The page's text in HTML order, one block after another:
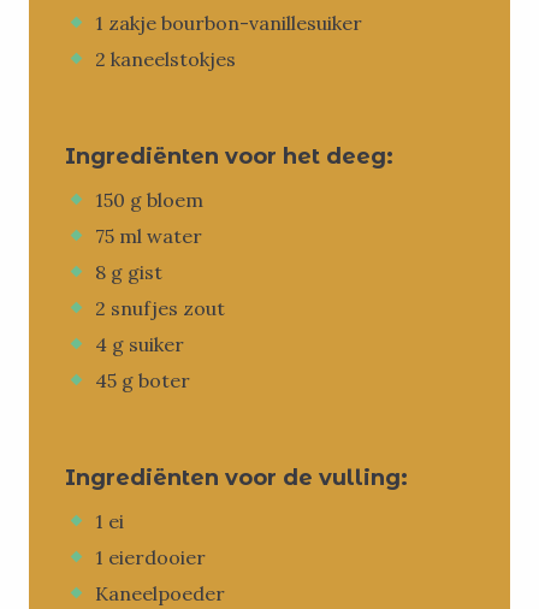
1 zakje bourbon-vanillesuiker
2 kaneelstokjes
Ingrediënten voor het deeg:
150 g bloem
75 ml water
8 g gist
2 snufjes zout
4 g suiker
45 g boter
Ingrediënten voor de vulling:
1 ei
1 eierdooier
Kaneelpoeder